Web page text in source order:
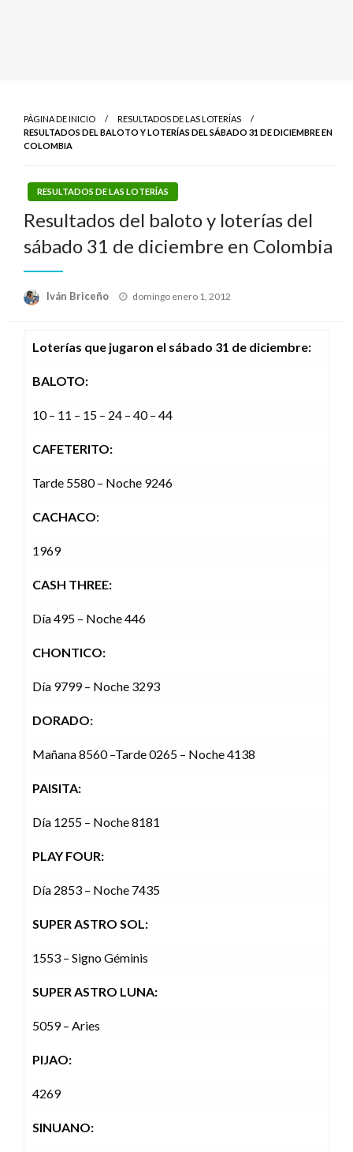
PÁGINA DE INICIO
RESULTADOS DE LAS LOTERÍAS
RESULTADOS DEL BALOTO Y LOTERÍAS DEL SÁBADO 31 DE DICIEMBRE EN
COLOMBIA
RESULTADOS DE LAS LOTERÍAS
Resultados del baloto y loterías del
sábado 31 de diciembre en Colombia
Iván Briceño
Publicado
domingo enero 1, 2012
Loterías que jugaron el sábado 31 de diciembre:
BALOTO:
10 – 11 – 15 – 24 – 40 – 44
CAFETERITO:
Tarde 5580 – Noche 9246
CACHACO:
1969
CASH THREE:
Día 495 – Noche 446
CHONTICO:
Día 9799 – Noche 3293
DORADO:
Mañana 8560 –Tarde 0265 – Noche 4138
PAISITA:
Día 1255 – Noche 8181
PLAY FOUR:
Día 2853 – Noche 7435
SUPER ASTRO SOL:
1553 – Signo Géminis
SUPER ASTRO LUNA:
5059 – Aries
PIJAO:
4269
SINUANO: